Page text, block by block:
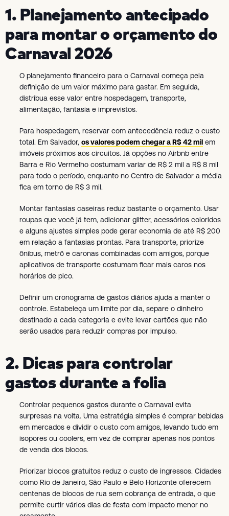
1. Planejamento antecipado
para montar o orçamento do
Carnaval 2026
O planejamento financeiro para o Carnaval começa pela
definição de um valor máximo para gastar. Em seguida,
distribua esse valor entre hospedagem, transporte,
alimentação, fantasia e imprevistos.
Para hospedagem, reservar com antecedência reduz o custo
total. Em Salvador, os valores podem chegar a R$ 42 mil em
imóveis próximos aos circuitos. Já opções no Airbnb entre
Barra e Rio Vermelho costumam variar de R$ 2 mil a R$ 8 mil
para todo o período, enquanto no Centro de Salvador a média
fica em torno de R$ 3 mil.
Montar fantasias caseiras reduz bastante o orçamento. Usar
roupas que você já tem, adicionar glitter, acessórios coloridos
e alguns ajustes simples pode gerar economia de até R$ 200
em relação a fantasias prontas. Para transporte, priorize
ônibus, metrô e caronas combinadas com amigos, porque
aplicativos de transporte costumam ficar mais caros nos
horários de pico.
Definir um cronograma de gastos diários ajuda a manter o
controle. Estabeleça um limite por dia, separe o dinheiro
destinado a cada categoria e evite levar cartões que não
serão usados para reduzir compras por impulso.
2. Dicas para controlar
gastos durante a folia
Controlar pequenos gastos durante o Carnaval evita
surpresas na volta. Uma estratégia simples é comprar bebidas
em mercados e dividir o custo com amigos, levando tudo em
isopores ou coolers, em vez de comprar apenas nos pontos
de venda dos blocos.
Priorizar blocos gratuitos reduz o custo de ingressos. Cidades
como Rio de Janeiro, São Paulo e Belo Horizonte oferecem
centenas de blocos de rua sem cobrança de entrada, o que
permite curtir vários dias de festa com impacto menor no